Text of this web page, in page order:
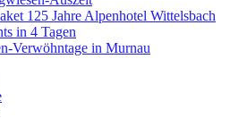
125 Jahre Alpenhotel Wittelsbach
in 4 Tagen
Verwöhntage in Murnau